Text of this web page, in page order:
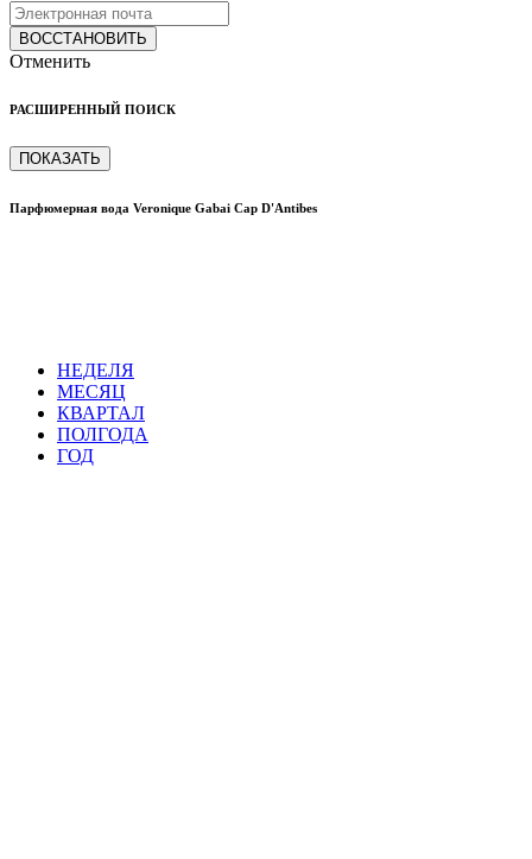
ВОССТАНОВИТЬ
Отменить
РАСШИРЕННЫЙ ПОИСК
ПОКАЗАТЬ
Парфюмерная вода Veronique Gabai Cap D'Antibes
НЕДЕЛЯ
МЕСЯЦ
КВАРТАЛ
ПОЛГОДА
ГОД